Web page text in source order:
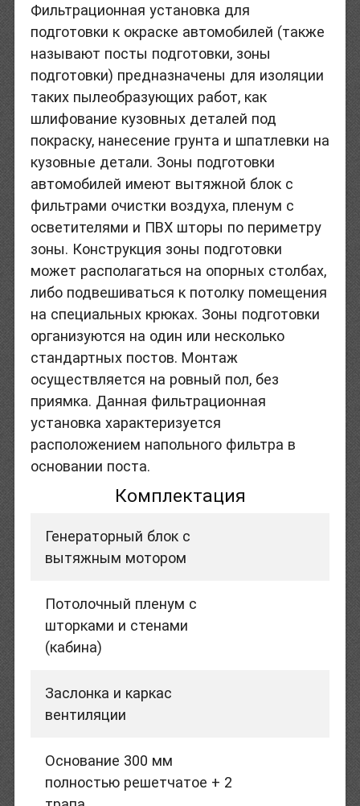
Фильтрационная установка для
подготовки к окраске автомобилей (также
называют посты подготовки, зоны
подготовки) предназначены для изоляции
таких пылеобразующих работ, как
шлифование кузовных деталей под
покраску, нанесение грунта и шпатлевки на
кузовные детали. Зоны подготовки
автомобилей имеют вытяжной блок с
фильтрами очистки воздуха, пленум с
осветителями и ПВХ шторы по периметру
зоны. Конструкция зоны подготовки
может располагаться на опорных столбах,
либо подвешиваться к потолку помещения
на специальных крюках. Зоны подготовки
организуются на один или несколько
стандартных постов. Монтаж
осуществляется на ровный пол, без
приямка. Данная фильтрационная
установка характеризуется
расположением напольного фильтра в
основании поста.
Комплектация
Генераторный блок с
вытяжным мотором
Потолочный пленум с
шторками и стенами
(кабина)
Заслонка и каркас
вентиляции
Основание 300 мм
полностью решетчатое + 2